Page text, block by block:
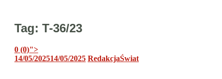
Tag: T-36/23
0 (0)">
14/05/202514/05/2025 RedakcjaŚwiat